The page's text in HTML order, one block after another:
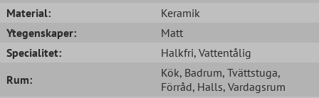
Material:
Keramik
Ytegenskaper:
Matt
Specialitet:
Halkfri, Vattentålig
Rum:
Kök, Badrum, Tvättstuga,
Förråd, Halls, Vardagsrum